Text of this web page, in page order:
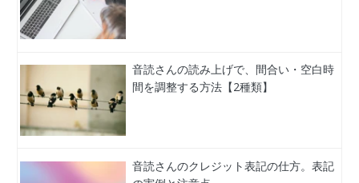
音読さんの読み上げで、間合い・空白時
間を調整する方法【2種類】
音読さんのクレジット表記の仕方。表記